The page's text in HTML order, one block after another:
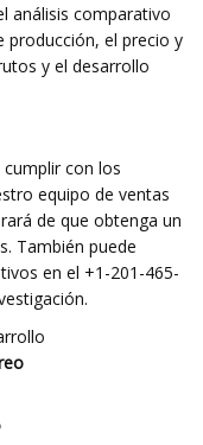
análisis comparativo
producción, el precio y
y el desarrollo
con los
equipo de ventas
de que obtenga un
También puede
en el +1-201-465-